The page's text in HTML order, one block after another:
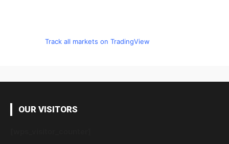
Track all markets on TradingView
OUR VISITORS